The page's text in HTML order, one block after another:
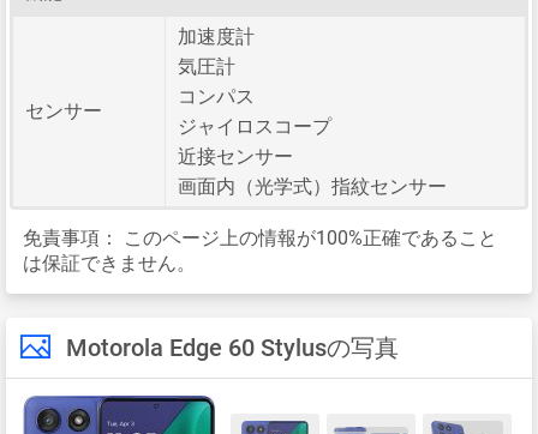
センサー
加速度計
気圧計
コンパス
ジャイロスコープ
近接センサー
画面内（光学式）指紋センサー
免責事項：
このページ上の情報が100%正確であること
は保証できません。
Motorola Edge 60 Stylusの写真